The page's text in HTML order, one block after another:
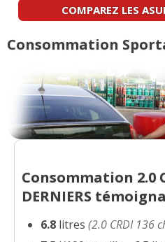
2.0 CRDI
)
2.0 CRDI
6500km(2
15/20
2.0 CRDI
47000km(0
)
2.0 CRDI
mecanique,
COMPAREZ LES
Consommation
Consommation 2.0
DERNIERS
6.8 litres(2.0 CRDI 136